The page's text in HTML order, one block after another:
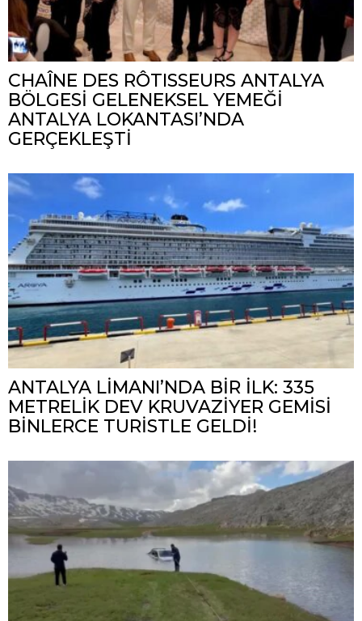
CHAÎNE DES RÔTISSEURS ANTALYA
BÖLGESİ GELENEKSEL YEMEĞİ
ANTALYA LOKANTASI’NDA
GERÇEKLEŞTİ
ANTALYA LİMANI’NDA BİR İLK: 335
METRELİK DEV KRUVAZİYER GEMİSİ
BİNLERCE TURİSTLE GELDİ!